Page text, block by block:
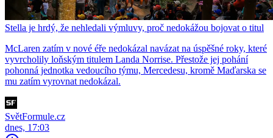
Stella je hrdý, že nehledali výmluvy, proč nedokážou bojovat o titul
McLaren zatím v nové éře nedokázal navázat na úspěšné roky, které
vyvrcholily loňským titulem Landa Norrise. Přestože jej pohání
pohonná jednotka vedoucího týmu, Mercedesu, kromě Maďarska se
mu zatím vyrovnat nedokázal.
SvětFormule.cz
dnes, 17:03